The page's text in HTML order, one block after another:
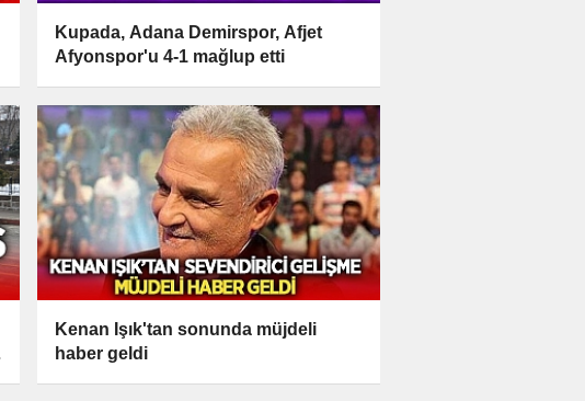
Kupada, Adana Demirspor, Afjet
Afyonspor'u 4-1 mağlup etti
Kenan Işık'tan sonunda müjdeli
haber geldi